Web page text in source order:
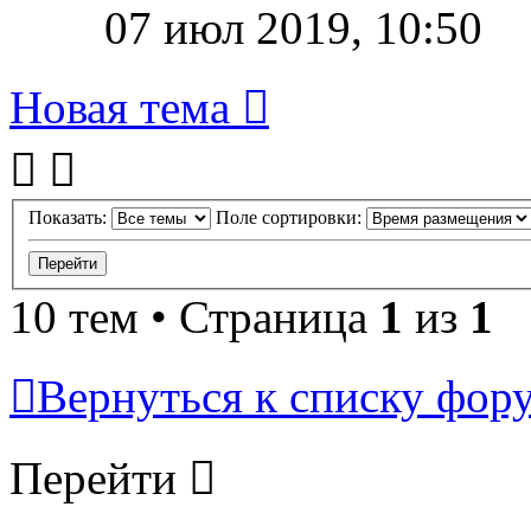
07 июл 2019, 10:50
Новая тема
Показать: Поле сортировки:
10 тем • Страница 1 из 1
Вернуться к списку
Перейти